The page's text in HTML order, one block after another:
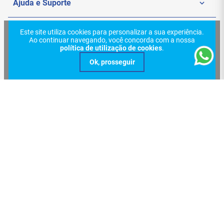
Este site utiliza cookies para personalizar a sua experiência.
Ao continuar navegando, você concorda com a nossa
política de utilização de cookies.
funcional.
Funciona de VGA para HDMI?
Não. A conversão éapenas de HDMI para
(digital para analógico).
Politica de Privacidade
Nossas Lojas
Ajuda e Suporte
Meus Pedidos
Redes Sociais